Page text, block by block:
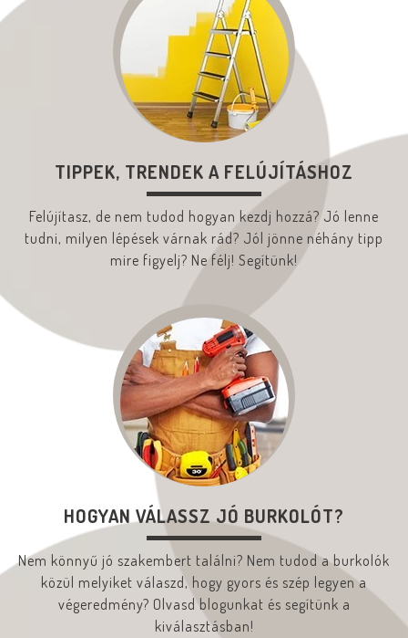
TIPPEK, TRENDEK A FELÚJÍTÁSHOZ
Felújítasz, de nem tudod hogyan kezdj hozzá? Jó lenne
tudni, milyen lépések várnak rád? Jól jönne néhány tipp
mire figyelj? Ne félj! Segítünk!
HOGYAN VÁLASSZ JÓ BURKOLÓT?
Nem könnyű jó szakembert találni? Nem tudod a burkolók
közül melyiket válaszd, hogy gyors és szép legyen a
végeredmény? Olvasd blogunkat és segítünk a
kiválasztásban!